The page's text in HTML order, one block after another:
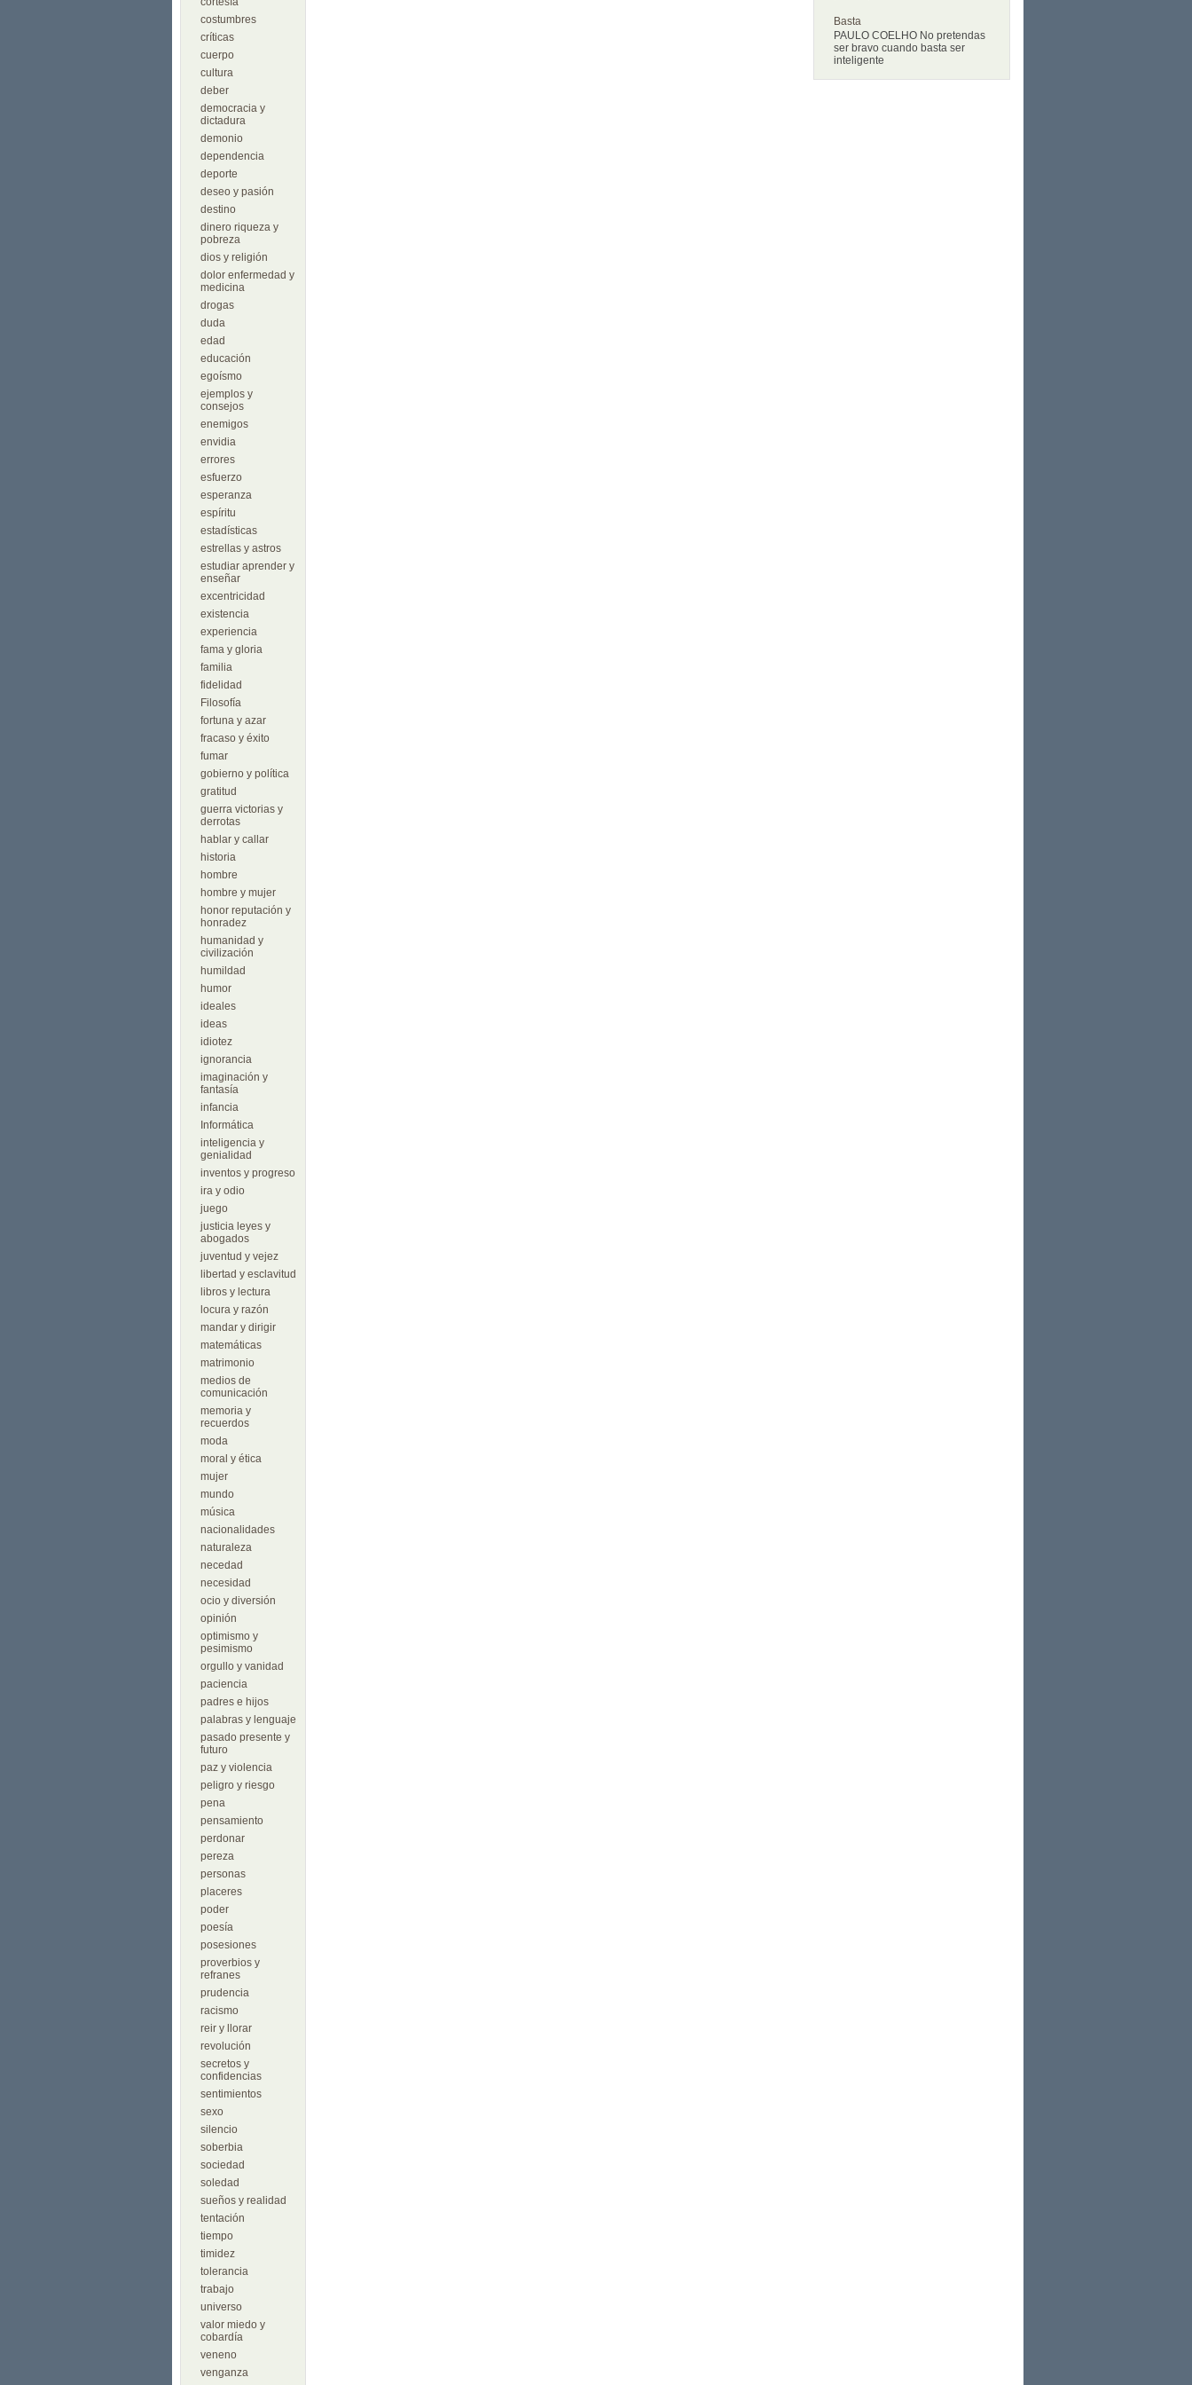
costumbres
críticas
cuerpo
cultura
deber
democracia y
dictadura
demonio
dependencia
deporte
deseo y pasión
destino
dinero riqueza y
pobreza
dios y religión
dolor enfermedad y
medicina
drogas
duda
edad
educación
egoísmo
ejemplos y
consejos
enemigos
envidia
errores
esfuerzo
esperanza
espíritu
estadísticas
estrellas y astros
estudiar aprender y
enseñar
excentricidad
existencia
experiencia
fama y gloria
familia
fidelidad
Filosofía
fortuna y azar
fracaso y éxito
fumar
gobierno y política
gratitud
guerra victorias y
derrotas
hablar y callar
historia
hombre
hombre y mujer
honor reputación y
honradez
humanidad y
civilización
humildad
humor
ideales
ideas
idiotez
ignorancia
imaginación y
fantasía
infancia
Informática
inteligencia y
genialidad
inventos y progreso
ira y odio
juego
justicia leyes y
abogados
juventud y vejez
libertad y esclavitud
libros y lectura
locura y razón
mandar y dirigir
matemáticas
matrimonio
medios de
comunicación
memoria y
recuerdos
moda
moral y ética
mujer
mundo
música
nacionalidades
naturaleza
necedad
necesidad
ocio y diversión
opinión
optimismo y
pesimismo
orgullo y vanidad
paciencia
padres e hijos
palabras y lenguaje
pasado presente y
futuro
paz y violencia
peligro y riesgo
pena
pensamiento
perdonar
pereza
personas
placeres
poder
poesía
posesiones
proverbios y
refranes
prudencia
racismo
reir y llorar
revolución
secretos y
confidencias
sentimientos
sexo
silencio
soberbia
sociedad
soledad
sueños y realidad
tentación
tiempo
timidez
tolerancia
trabajo
universo
valor miedo y
cobardía
veneno
venganza
Basta
PAULO COELHO No pretendas
ser bravo cuando basta ser
inteligente